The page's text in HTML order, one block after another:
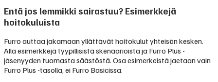
Entä jos lemmikki sairastuu? Esimerkkejä
hoitokuluista
Furro auttaa jakamaan yllättävät hoitokulut yhteisön kesken.
Alla esimerkkejä tyypillisistä skenaarioista ja Furro Plus -
jäsenyyden tuomasta säästöstä. Osa esimerkeistä jaetaan vain
Furro Plus -tasolla, ei Furro Basicissa.